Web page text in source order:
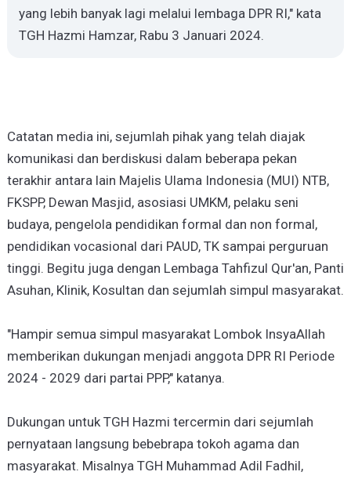
yang lebih banyak lagi melalui lembaga DPR RI," kata
TGH Hazmi Hamzar, Rabu 3 Januari 2024.
Catatan media ini, sejumlah pihak yang telah diajak
komunikasi dan berdiskusi dalam beberapa pekan
terakhir antara lain Majelis Ulama Indonesia (MUI) NTB,
FKSPP, Dewan Masjid, asosiasi UMKM, pelaku seni
budaya, pengelola pendidikan formal dan non formal,
pendidikan vocasional dari PAUD, TK sampai perguruan
tinggi. Begitu juga dengan Lembaga Tahfizul Qur'an, Panti
Asuhan, Klinik, Kosultan dan sejumlah simpul masyarakat.
"Hampir semua simpul masyarakat Lombok InsyaAllah
memberikan dukungan menjadi anggota DPR RI Periode
2024 - 2029 dari partai PPP," katanya.
Dukungan untuk TGH Hazmi tercermin dari sejumlah
pernyataan langsung bebebrapa tokoh agama dan
masyarakat. Misalnya TGH Muhammad Adil Fadhil,